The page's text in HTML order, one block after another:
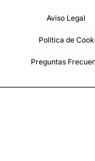
Aviso Legal
Política de
Preguntas